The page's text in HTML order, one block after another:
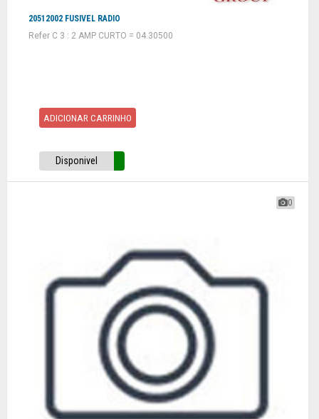
20512002 FUSIVEL RADIO
Refer C 3 : 2 AMP CURTO = 04.30500
ADICIONAR CARRINHO
Disponivel
0